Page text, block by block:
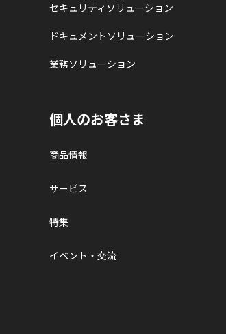
セキュリティソリューション
ドキュメントソリューション
業務ソリューション
個人のお客さま
商品情報
サービス
特集
イベント・交流